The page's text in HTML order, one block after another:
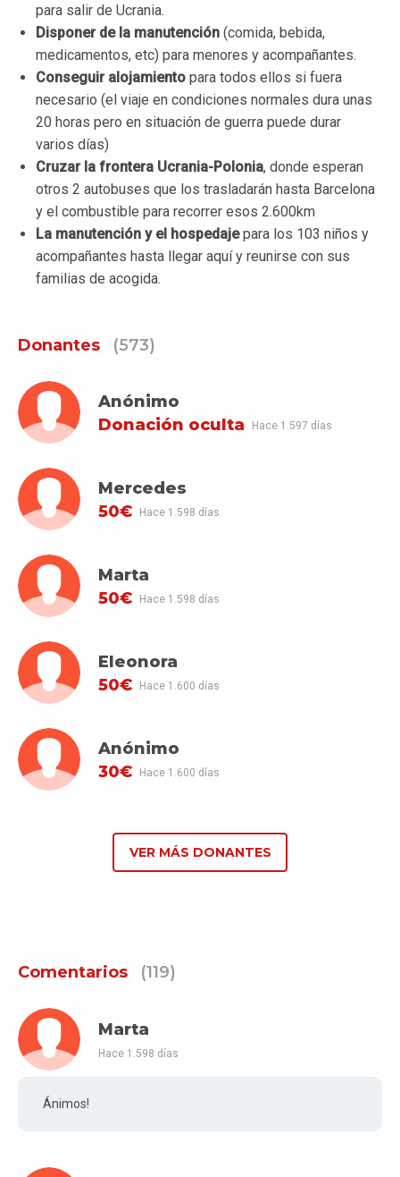
para salir de Ucrania.
Disponer de la manutención (comida, bebida,
medicamentos, etc) para menores y acompañantes.
Conseguir alojamiento para todos ellos si fuera
necesario (el viaje en condiciones normales dura unas
20 horas pero en situación de guerra puede durar
varios días)
Cruzar la frontera Ucrania-Polonia, donde esperan
otros 2 autobuses que los trasladarán hasta Barcelona
y el combustible para recorrer esos 2.600km
La manutención y el hospedajepara los 103 niños y
acompañantes hasta llegar aquí y reunirse con sus
familias de acogida.
Donantes (573)
Anónimo
Donación oculta
Hace 1.597 días
Mercedes
50€
Hace 1.598 días
Marta
50€
Hace 1.598 días
Eleonora
50€
Hace 1.600 días
Anónimo
30€
Hace 1.600 días
VER MÁS DONANTES
Comentarios (119)
Marta
Hace 1.598 días
Ánimos!